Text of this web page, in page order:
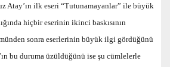
Atay’ın ilk eseri “Tutunamayanlar” ile büyük
hiçbir eserinin ikinci baskısının
sonra eserlerinin büyük ilgi gördüğünü
bu duruma üzüldüğünü ise şu cümlelerle